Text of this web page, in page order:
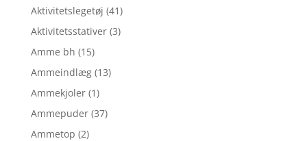
Aktivitetslegetøj (41)
Aktivitetsstativer (3)
Amme bh (15)
Ammeindlæg (13)
Ammekjoler (1)
Ammepuder (37)
Ammetop (2)